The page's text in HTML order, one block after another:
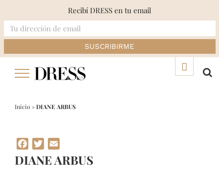
Inicio »DIANE ARBUS
Facebook
Twitter
DIANE ARBUS
Recibí DRESS en tu email